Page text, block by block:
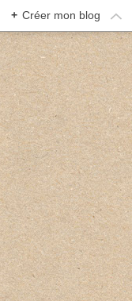
+ Créer mon blog